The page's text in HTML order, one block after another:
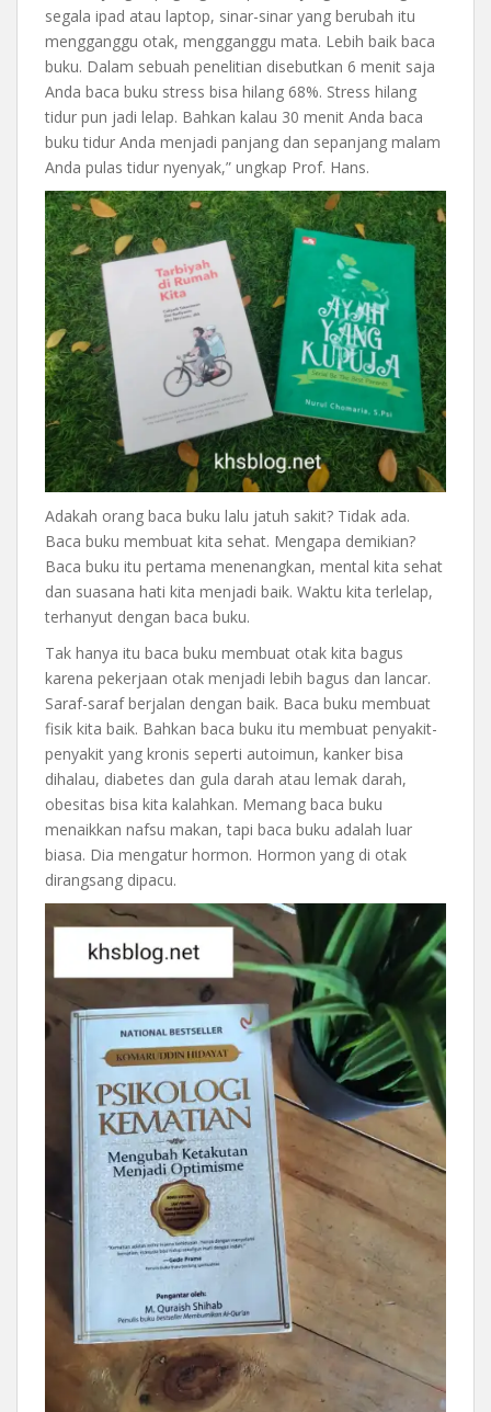
segala ipad atau laptop, sinar-sinar yang berubah itu
mengganggu otak, mengganggu mata. Lebih baik baca
buku. Dalam sebuah penelitian disebutkan 6 menit saja
Anda baca buku stress bisa hilang 68%. Stress hilang
tidur pun jadi lelap. Bahkan kalau 30 menit Anda baca
buku tidur Anda menjadi panjang dan sepanjang malam
Anda pulas tidur nyenyak,” ungkap Prof. Hans.
Adakah orang baca buku lalu jatuh sakit? Tidak ada.
Baca buku membuat kita sehat. Mengapa demikian?
Baca buku itu pertama menenangkan, mental kita sehat
dan suasana hati kita menjadi baik. Waktu kita terlelap,
terhanyut dengan baca buku.
Tak hanya itu baca buku membuat otak kita bagus
karena pekerjaan otak menjadi lebih bagus dan lancar.
Saraf-saraf berjalan dengan baik. Baca buku membuat
fisik kita baik. Bahkan baca buku itu membuat penyakit-
penyakit yang kronis seperti autoimun, kanker bisa
dihalau, diabetes dan gula darah atau lemak darah,
obesitas bisa kita kalahkan. Memang baca buku
menaikkan nafsu makan, tapi baca buku adalah luar
biasa. Dia mengatur hormon. Hormon yang di otak
dirangsang dipacu.